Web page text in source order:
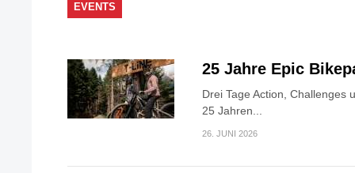
EVENTS
25 Jahre Epic
Drei Tage Action, Challenges
25 Jahren...
26. JUNI 2026